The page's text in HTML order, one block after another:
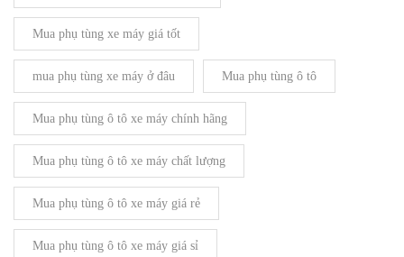
Mua phụ tùng xe máy giá tốt
mua phụ tùng xe máy ở đâu Mua phụ tùng ô tô
Mua phụ tùng ô tô xe máy chính hãng
Mua phụ tùng ô tô xe máy chất lượng
Mua phụ tùng ô tô xe máy giá rẻ
Mua phụ tùng ô tô xe máy giá sỉ